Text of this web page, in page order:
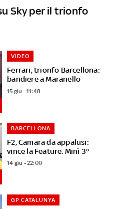
Sky per il trionfo
Ferrari, trionfo Barcellona:
bandiere a Maranello
VIDEO
15 giu - 11:48
F2, Camara da appalusi:
vince la Feature. Minì 3°
BARCELLONA
14 giu - 22:00
GP CATALUNYA